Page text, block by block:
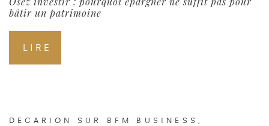
bâtir un patrimoine
LIRE
DECARION SUR BFM BUSINESS ,